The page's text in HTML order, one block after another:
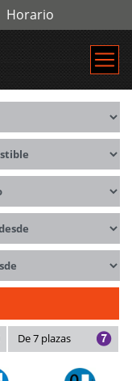
Horario
De 7 plazas